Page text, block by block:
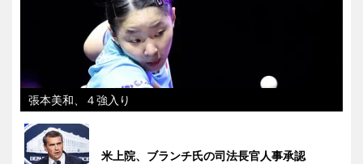
張本美和、４強入り
米上院、ブランチ氏の司法長官人事承認